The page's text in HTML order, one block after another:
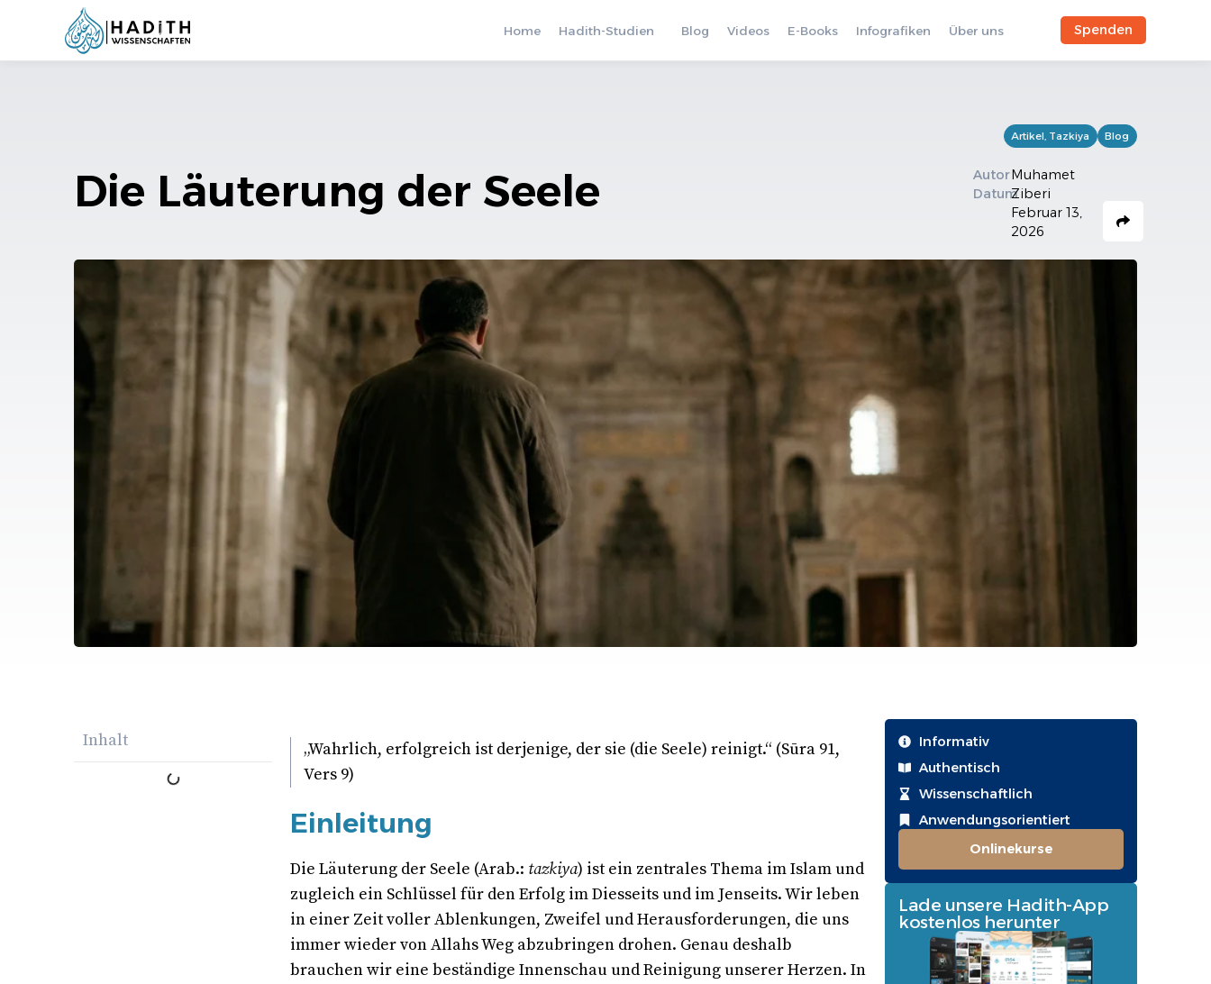
Home Hadith-Studien Blog Videos E-Books Infografiken Über uns Spenden
Blog
Artikel, Tazkiya
Die Läuterung der Seele
Autor
Datum
Muhamet
Ziberi
Februar 13,
2026
Inhalt „Wahrlich, erfolgreich ist derjenige, der sie (die Seele) reinigt.“ (Sūra 91,
Vers 9)
Einleitung
Die Läuterung der Seele (Arab.: tazkiya) ist ein zentrales Thema im Islam und
zugleich ein Schlüssel für den Erfolg im Diesseits und im Jenseits. Wir leben
in einer Zeit voller Ablenkungen, Zweifel und Herausforderungen, die uns
immer wieder von Allahs Weg abzubringen drohen. Genau deshalb
brauchen wir eine beständige Innenschau und Reinigung unserer Herzen. In
Informativ
Authentisch
Wissenschaftlich
Anwendungsorientiert
Onlinekurse
Lade unsere Hadith-App
kostenlos herunter